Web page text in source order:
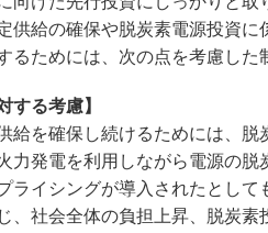
給の確保や脱炭素電源投資に
るためには、次の点を考慮した
する考慮】
を確保し続けるためには、脱
力発電を利用しながら電源の
ライシングが導入されたとし
、社会全体の負担上昇、脱炭